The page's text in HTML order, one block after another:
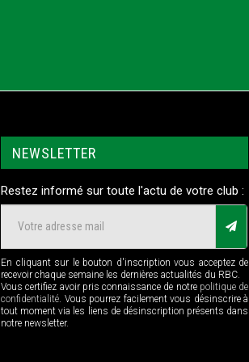
NEWSLETTER
Restez informé sur toute l'actu de votre club :
En cliquant sur le bouton d'inscription vous acceptez de
recevoir chaque semaine les dernières actualités du RBC.
Vous certifiez avoir pris connaissance de notre politique de
confidentialité. Vous pourrez facilement vous désinscrire à
tout moment via les liens de désinscription présents dans
notre newsletter.